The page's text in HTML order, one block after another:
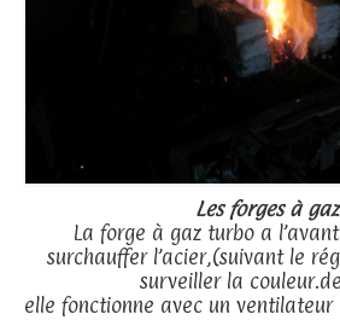
Les forges à
La forge à gaz turbo a
surchauffer l’acier,(suivant le
surveiller la
elle fonctionne avec un ventilateur